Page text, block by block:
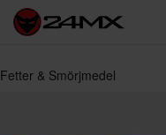
Fetter & Smörjmedel